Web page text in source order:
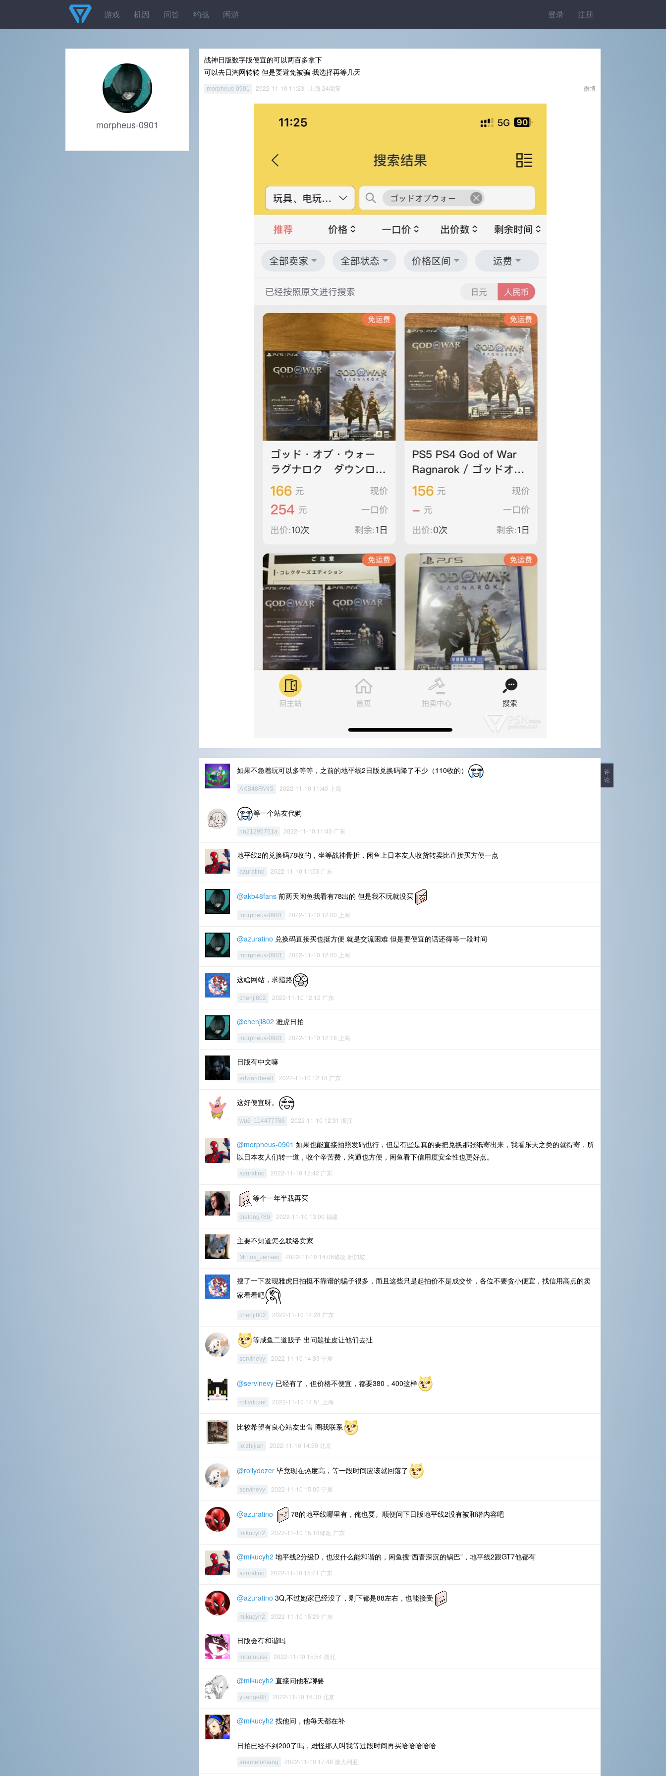
登录 注册
游戏 机因 问答 约战 闲游
战神日版数字版便宜的可以两百多拿下
可以去日淘网转转 但是要避免被骗 我选择再等几天
微博
morpheus-0901 2022-11-10 11:23 上海 24回复
评
论
如果不急着玩可以多等等，之前的地平线2日版兑换码降了不少（110收的）
AKB48FANS 2022-11-10 11:40 上海
等一个站友代购
rin21295751a 2022-11-10 11:43 广东
地平线2的兑换码78收的，坐等战神骨折，闲鱼上日本友人收货转卖比直接买方便一点
azuratino 2022-11-10 11:53 广东
@akb48fans 前两天闲鱼我看有78出的 但是我不玩就没买
morpheus-0901 2022-11-10 12:00 上海
@azuratino 兑换码直接买也挺方便 就是交流困难 但是要便宜的话还得等一段时间
morpheus-0901 2022-11-10 12:00 上海
这啥网站，求指路
chenji802 2022-11-10 12:12 广东
@chenji802 雅虎日拍
morpheus-0901 2022-11-10 12:18 上海
日版有中文嘛
edwardbeall 2022-11-10 12:18 广东
这好便宜呀。
wu6_114477786 2022-11-10 12:31 浙江
@morpheus-0901 如果也能直接拍照发码也行，但是有些是真的要把兑换那张纸寄出来，我看乐天之类的就得寄，所
以日本友人们转一道，收个辛苦费，沟通也方便，闲鱼看下信用度安全性也更好点。
azuratino 2022-11-10 12:42 广东
等个一年半载再买
dielong789 2022-11-10 13:00 福建
主要不知道怎么联络卖家
MrFox_Jensen 2022-11-10 14:06修改 新加坡
搜了一下发现雅虎日拍挺不靠谱的骗子很多，而且这些只是起拍价不是成交价，各位不要贪小便宜，找信用高点的卖
家看看吧
chenji802 2022-11-10 14:28 广东
等咸鱼二道贩子 出问题扯皮让他们去扯
servinevy 2022-11-10 14:39 宁夏
@servinevy 已经有了，但价格不便宜，都要380，400这样
rollydozer 2022-11-10 14:51 上海
比较希望有良心站友出售 圈我联系
leizhijian 2022-11-10 14:59 北京
@rollydozer 毕竟现在热度高，等一段时间应该就回落了
servinevy 2022-11-10 15:05 宁夏
@azuratino 78的地平线哪里有，俺也要。顺便问下日版地平线2没有被和谐内容吧
mikucyh2 2022-11-10 15:18修改 广东
@mikucyh2 地平线2分级D，也没什么能和谐的，闲鱼搜“西晋深沉的锅巴”，地平线2跟GT7他都有
azuratino 2022-11-10 15:21 广东
@azuratino 3Q,不过她家已经没了，剩下都是88左右，也能接受
mikucyh2 2022-11-10 15:29 广东
日版会有和谐吗
moelouise 2022-11-10 15:54 湖北
@mikucyh2 直接问他私聊要
yuange88 2022-11-10 16:30 北京
@mikucyh2 找他问，他每天都在补
日拍已经不到200了吗，难怪那人叫我等过段时间再买哈哈哈哈哈
anameforliang 2022-11-10 17:48 澳大利亚
morpheus-0901